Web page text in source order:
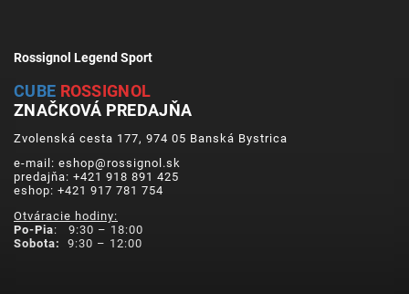
Rossignol Legend Sport
CUBE ROSSIGNOL
ZNAČKOVÁ PREDAJŇA
Zvolenská cesta 177, 974 05 Banská Bystrica
e-mail: eshop@rossignol.sk
predajňa: +421 918 891 425
eshop: +421 917 781 754
Otváracie hodiny:
Po-Pia: 9:30 – 18:00
Sobota:
9:30 – 12:00